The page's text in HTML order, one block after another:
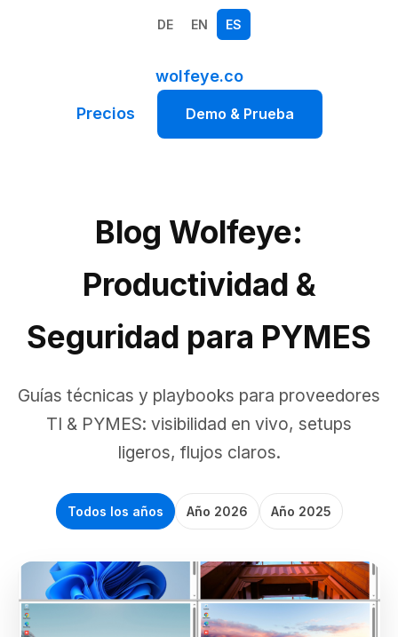
DE EN ES
wolfeye.co
Precios
Demo & Prueba
Blog Wolfeye:
Productividad &
Seguridad para PYMES
Guías técnicas y playbooks para proveedores
TI & PYMES: visibilidad en vivo, setups
ligeros, flujos claros.
Todos los años Año 2026 Año 2025